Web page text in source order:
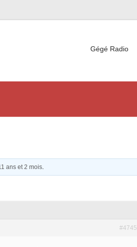
Gégé Radio
ans et 2 mois.
#4745